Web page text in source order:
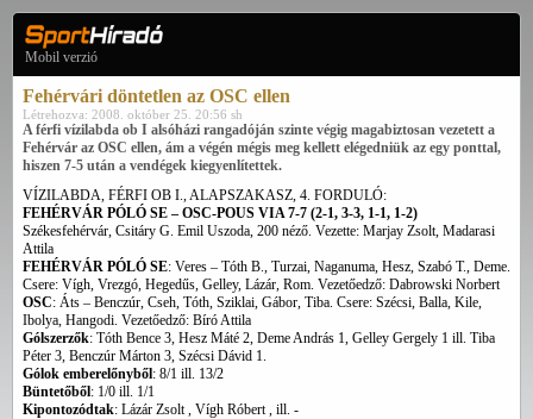
Mobil verzió
Fehérvári döntetlen az OSC ellen
Létrehozva: 2008. október 25. 20:56 sh
A férfi vízilabda ob I alsóházi rangadóján szinte végig magabiztosan vezetett a
Fehérvár az OSC ellen, ám a végén mégis meg kellett elégedniük az egy ponttal,
hiszen 7-5 után a vendégek kiegyenlítettek.
VÍZILABDA, FÉRFI OB I., ALAPSZAKASZ, 4. FORDULÓ:
FEHÉRVÁR PÓLÓ SE – OSC-POUS VIA 7-7 (2-1, 3-3, 1-1, 1-2)
Székesfehérvár, Csitáry G. Emil Uszoda, 200 néző. Vezette: Marjay Zsolt, Madarasi
Attila
FEHÉRVÁR PÓLÓ SE: Veres – Tóth B., Turzai, Naganuma, Hesz, Szabó T., Deme.
Csere: Vígh, Vrezgó, Hegedűs, Gelley, Lázár, Rom. Vezetőedző: Dabrowski Norbert
OSC: Áts – Benczúr, Cseh, Tóth, Sziklai, Gábor, Tiba. Csere: Szécsi, Balla, Kile,
Ibolya, Hangodi. Vezetőedző: Bíró Attila
Gólszerzők: Tóth Bence 3, Hesz Máté 2, Deme András 1, Gelley Gergely 1 ill. Tiba
Péter 3, Benczúr Márton 3, Szécsi Dávid 1.
Gólok emberelőnyből: 8/1 ill. 13/2
Büntetőből: 1/0 ill. 1/1
Kipontozódtak: Lázár Zsolt , Vígh Róbert , ill. -